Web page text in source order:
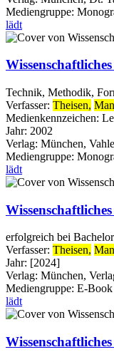
Mediengruppe:
lädt
Technik, Methodik,
Verfasser: Theisen,
Medienkennzeichen:
Jahr: 2002
Verlag: München,
Mediengruppe:
lädt
erfolgreich bei
Verfasser: Theisen,
Jahr: [2024]
Verlag: München,
Mediengruppe: E-Book
lädt